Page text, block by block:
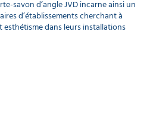
savon d’angle JVD incarne ainsi un
d’établissements cherchant à
dans leurs installations